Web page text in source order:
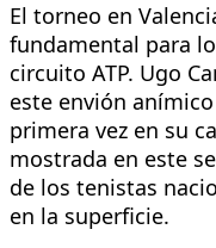
El torneo en
fundamental para
circuito ATP. Ugo
este envión
primera vez en su
mostrada en este
de los tenistas
en la superficie.